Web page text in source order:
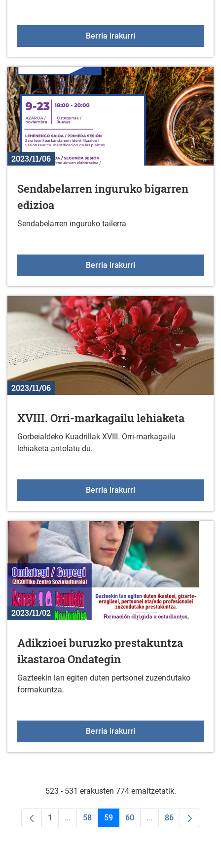
Berria irakurri
2023/11/06
Sendabelarren inguruko bigarren
edizioa
Sendabelarren inguruko tailerra
Berria irakurri
2023/11/06
XVIII. Orri-markagailu lehiaketa
Gorbeialdeko Kuadrillak XVIII. Orri-markagailu
lehiaketa antolatu du.
Berria irakurri
2023/11/02
Adikzioei buruzko prestakuntza
ikastaroa Ondategin
Gazteekin lan egiten duten pertsonei zuzendutako
formakuntza.
Berria irakurri
523 - 531 erakusten 774 emaitzetatik.
Orrialdea
1 ...Intermediate Pages Use TAB to navigate.
Orrialdea
58 Orrialdea
59 Orrialdea
60 ...Intermediate Pages
Orrialdea
86